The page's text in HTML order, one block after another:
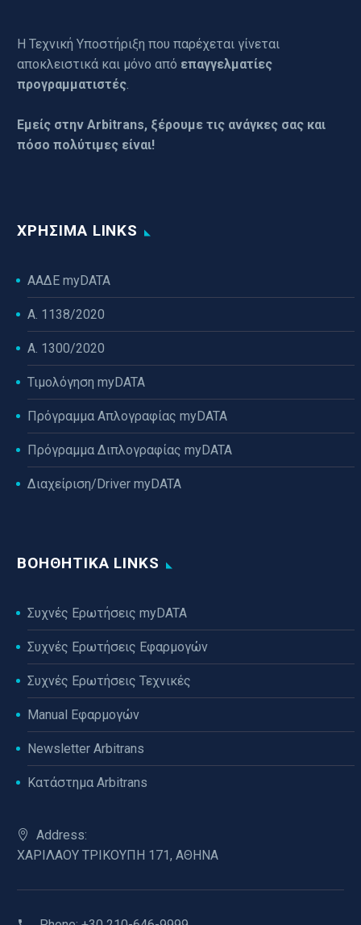
Η Τεχνική Υποστήριξη που παρέχεται γίνεται
αποκλειστικά και μόνο από επαγγελματίες
προγραμματιστές.
Εμείς στην Arbitrans, ξέρουμε τις ανάγκες σας και
πόσο πολύτιμες είναι!
ΧΡΉΣΙΜΑ LINKS
ΑΑΔΕ myDATA
Α. 1138/2020
Α. 1300/2020
Τιμολόγηση myDATA
Πρόγραμμα Απλογραφίας myDATA
Πρόγραμμα Διπλογραφίας myDATA
Διαχείριση/Driver myDATA
ΒΟΗΘΗΤΙΚΆ LINKS
Συχνές Ερωτήσεις myDATA
Συχνές Ερωτήσεις Εφαρμογών
Συχνές Ερωτήσεις Τεχνικές
Manual Εφαρμογών
Newsletter Arbitrans
Κατάστημα Arbitrans
Address:
ΧΑΡΙΛΑΟΥ ΤΡΙΚΟΥΠΗ 171, ΑΘΗΝΑ